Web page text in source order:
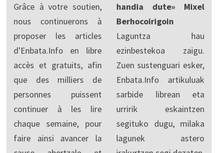
Grâce à votre soutien,
nous continuerons à
proposer les articles
d'Enbata.Info en libre
accès et gratuits, afin
que des milliers de
personnes puissent
continuer à les lire
chaque semaine, pour
faire ainsi avancer la
handia dute» Mixel
Berhocoirigoin
Laguntza hau
ezinbestekoa zaigu.
Zuen sustenguari esker,
Enbata.Info artikuluak
sarbide librean eta
urririk eskaintzen
segituko dugu, milaka
lagunek astero